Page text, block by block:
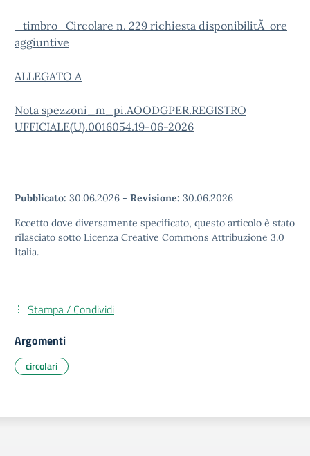
_timbro_Circolare n. 229 richiesta disponibilitÃ ore
aggiuntive
ALLEGATO A
Nota spezzoni_m_pi.AOODGPER.REGISTRO
UFFICIALE(U).0016054.19-06-2026
Pubblicato: 30.06.2026 - Revisione: 30.06.2026
Eccetto dove diversamente specificato, questo articolo è stato
rilasciato sotto Licenza Creative Commons Attribuzione 3.0
Italia.
Stampa / Condividi
Argomenti
circolari